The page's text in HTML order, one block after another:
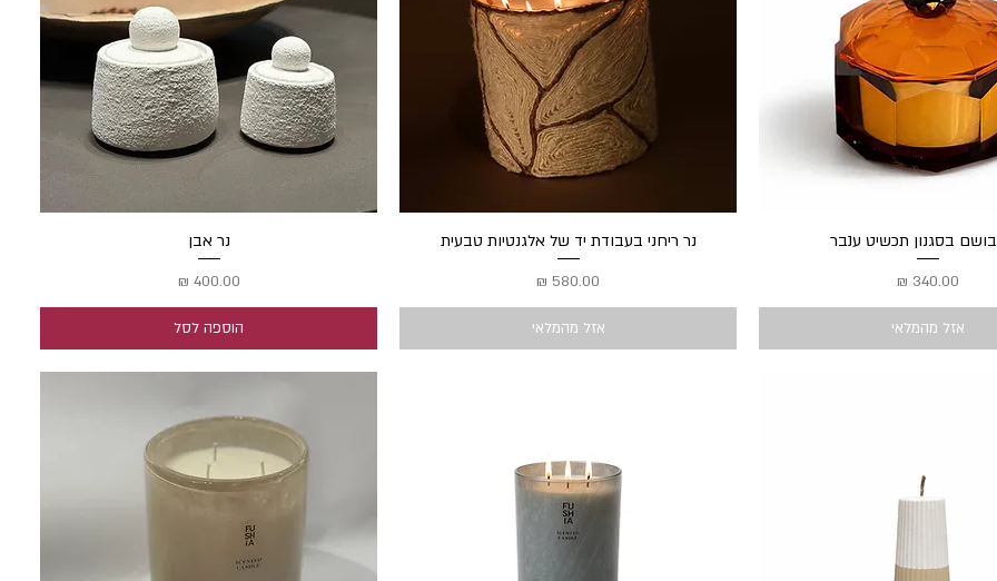
תצוגה מהירה
בסגנון תכשיט ענבר
מחיר
אזל מהמלאי
תצוגה מהירה
נר ריחני בעבודת יד של אלגנטיות טבעית
מחיר
אזל מהמלאי
תצוגה מהירה
נר אבן
מחיר
הוספה לסל